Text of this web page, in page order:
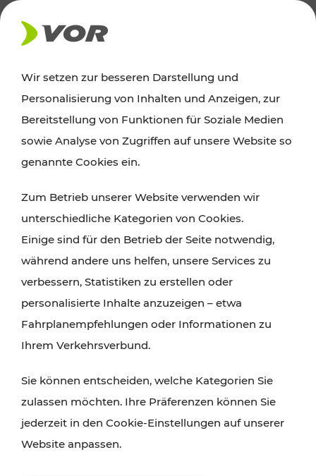
AKTUELLES
News
Alle wichtigen Meldungen zu Fahrplanänderungen,
finden Sie hier im Überblick.
Wir setzen zur besseren Darstellung und
Personalisierung von Inhalten und Anzeigen, zur
Bereitstellung von Funktionen für Soziale Medien
sowie Analyse von Zugriffen auf unsere Website so
genannte Cookies ein.
Zum Betrieb unserer Website verwenden wir
unterschiedliche Kategorien von Cookies.
Einige sind für den Betrieb der Seite notwendig,
während andere uns helfen, unsere Services zu
verbessern, Statistiken zu erstellen oder
personalisierte Inhalte anzuzeigen – etwa
Fahrplanempfehlungen oder Informationen zu
Ihrem Verkehrsverbund.
Sie können entscheiden, welche Kategorien Sie
zulassen möchten. Ihre Präferenzen können Sie
jederzeit in den Cookie-Einstellungen auf unserer
Website anpassen.